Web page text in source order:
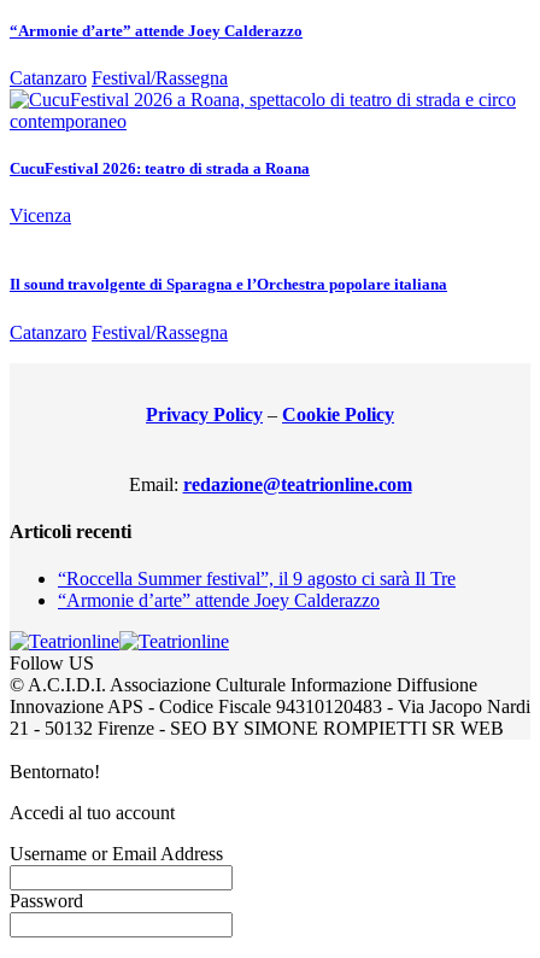
“Armonie d’arte” attende Joey Calderazzo
Catanzaro Festival/Rassegna
CucuFestival 2026: teatro di strada a Roana
Vicenza
Il sound travolgente di Sparagna e l’Orchestra popolare italiana
Catanzaro Festival/Rassegna
Privacy Policy – Cookie Policy
Email: redazione@teatrionline.com
Articoli recenti
“Roccella Summer festival”, il 9 agosto ci sarà Il Tre
“Armonie d’arte” attende Joey Calderazzo
Follow US
© A.C.I.D.I. Associazione Culturale Informazione Diffusione
Innovazione APS - Codice Fiscale 94310120483 - Via Jacopo Nardi
21 - 50132 Firenze - SEO BY SIMONE ROMPIETTI SR WEB
Bentornato!
Accedi al tuo account
Username or Email Address
Password